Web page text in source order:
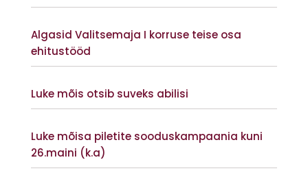
Algasid Valitsemaja I korruse teise osa
ehitustööd
Luke mõis otsib suveks abilisi
Luke mõisa piletite sooduskampaania kuni
26.maini (k.a)